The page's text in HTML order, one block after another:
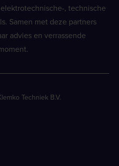
, technische
Samen met deze partners
advies en verrassende
Techniek B.V.